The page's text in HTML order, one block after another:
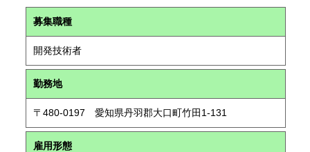
募集職種
開発技術者
勤務地
〒480-0197 愛知県丹羽郡大口町竹田1-131
雇用形態